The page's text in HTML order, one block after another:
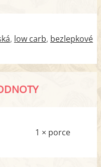
low carb bezlepkové
1 × porce